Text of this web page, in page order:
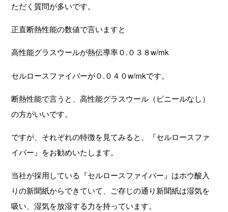
ただく質問が多いです。
正直断熱性能の数値で言いますと
高性能グラスウールが熱伝導率０.０３８w/mk
セルロースファイバーが０.０４０w/mkです。
断熱性能で言うと、高性能グラスウール（ビニールなし）
の方がいいです。
ですが、それぞれの特徴を見てみると、『セルロースファ
イバー』をお勧めいたします。
当社が採用している『セルロースファイバー』はホウ酸入
りの新聞紙からできていて、ご存じの通り新聞紙は湿気を
吸い、湿気を放湿する力を持っています。